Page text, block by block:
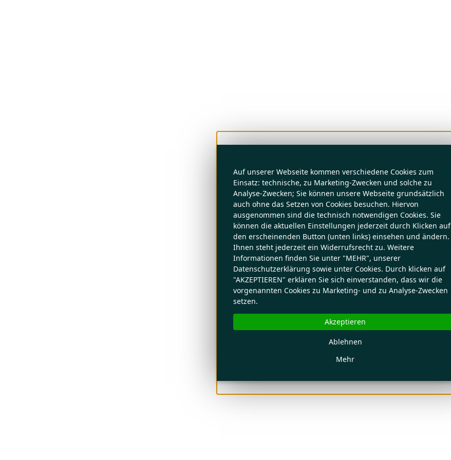
Auf unserer Webseite kommen verschiedene Cookies zum
Einsatz: technische, zu Marketing-Zwecken und solche zu
Analyse-Zwecken; Sie können unsere Webseite grundsätzlich
auch ohne das Setzen von Cookies besuchen. Hiervon
ausgenommen sind die technisch notwendigen Cookies. Sie
können die aktuellen Einstellungen jederzeit durch Klicken auf
den erscheinenden Button (unten links) einsehen und ändern.
Ihnen steht jederzeit ein Widerrufsrecht zu. Weitere
Informationen finden Sie unter "MEHR", unserer
Datenschutzerklärung sowie unter Cookies. Durch klicken auf
"AKZEPTIEREN" erklären Sie sich einverstanden, dass wir die
vorgenannten Cookies zu Marketing- und zu Analyse-Zwecken
setzen.
Mehr
Ablehnen
Akzeptieren